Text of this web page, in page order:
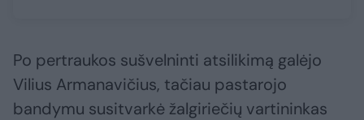
Po pertraukos sušvelninti atsilikimą galėjo
Vilius Armanavičius, tačiau pastarojo
bandymu susitvarkė žalgiriečių vartininkas